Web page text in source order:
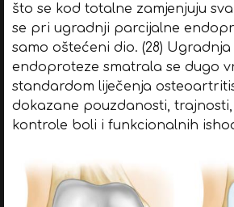
što se kod totalne zamjenjuju
se pri ugradnji parcijalne
samo oštećeni dio. (28)
endoproteze smatrala se dugo
standardom liječenja
dokazane pouzdanosti,
kontrole boli i funkcionalnih